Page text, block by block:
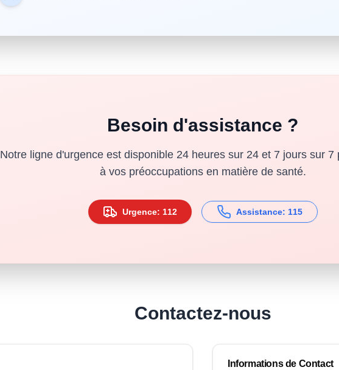
Besoin d'assistance ?
Notre ligne d'urgence est disponible 24 heures sur 24 et 7 jours sur 7
à vos préoccupations en matière de santé.
Urgence: 112 Assistance: 115
Contactez-nous
Informations de Contact